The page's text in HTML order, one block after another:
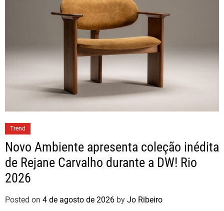
Trend
Novo Ambiente apresenta coleção inédita
de Rejane Carvalho durante a DW! Rio
2026
Posted on 4 de agosto de 2026 by Jo Ribeiro